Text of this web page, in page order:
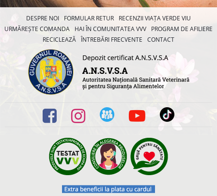
DESPRE NOI FORMULAR RETUR
RECENZII VIAȚA VERDE VIU
URMĂREȘTE COMANDA
HAI ÎN COMUNITATEA VVV
PROGRAM DE AFILIERE
RECICLEAZĂ ÎNTREBĂRI FRECVENTE CONTACT